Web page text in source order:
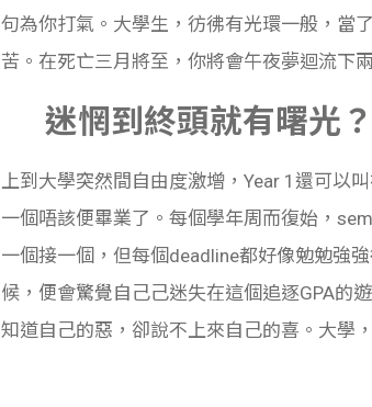
句為你打氣。大學生，彷彿有光環一般，當
苦。在死亡三月將至，你將會午夜夢迴流下
迷惘到終頭就有曙光？
上到大學突然間自由度激增，Year 1還可以
一個唔該便畢業了。每個學年周而復始，
一個接一個，但每個deadline都好像勉勉強
候，便會驚覺自己己迷失在這個追逐GPA的
知道自己的惡，卻說不上來自己的喜。大學